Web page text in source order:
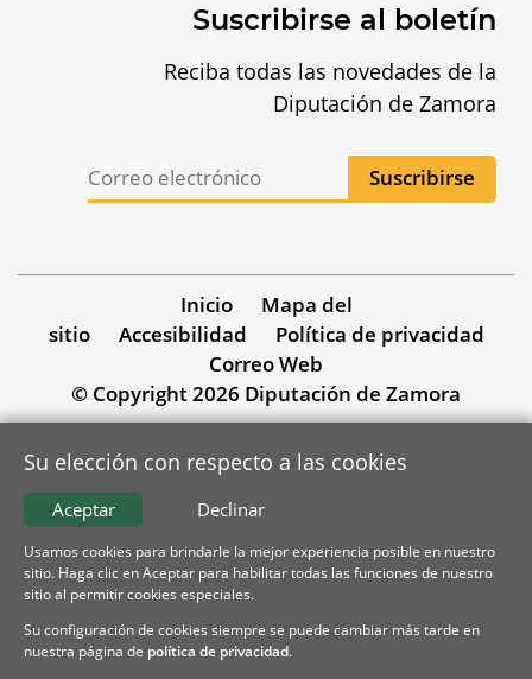
Suscribirse al boletín
Reciba todas las novedades de la
Diputación de Zamora
Inicio
Mapa del
sitio
Accesibilidad
Política de privacidad
Correo Web
© Copyright 2026 Diputación de Zamora
Su elección con respecto a las cookies
Declinar
Aceptar
Usamos cookies para brindarle la mejor experiencia posible en nuestro
sitio. Haga clic en Aceptar para habilitar todas las funciones de nuestro
sitio al permitir cookies especiales.
Su configuración de cookies siempre se puede cambiar más tarde en
nuestra página de política de privacidad.